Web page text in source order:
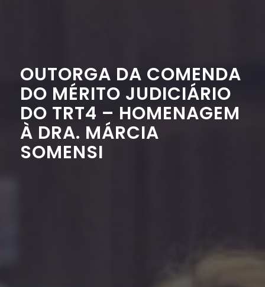
OUTORGA DA COMENDA
DO MÉRITO JUDICIÁRIO
DO TRT4 – HOMENAGEM
À DRA. MÁRCIA
SOMENSI